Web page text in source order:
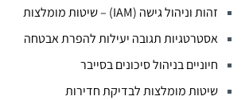
זהות וניהול גישה (IAM) – שיטות מומלצות
אסטרטגיות תגובה יעילות להפרת אבטחה
חיוניים בניהול סיכונים בסייבר
שיטות מומלצות לבדיקת חדירות